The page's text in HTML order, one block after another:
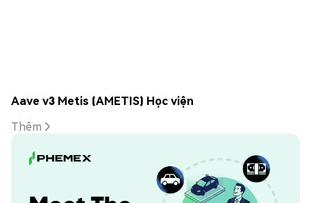
Aave v3 Metis (AMETIS) Học viện
Thêm